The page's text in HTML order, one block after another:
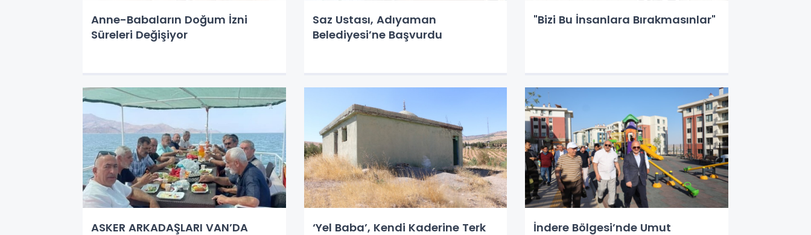
Anne-Babaların Doğum İzni
Süreleri Değişiyor
Saz Ustası, Adıyaman
Belediyesi’ne Başvurdu
"Bizi Bu İnsanlara Bırakmasınlar"
ASKER ARKADAŞLARI VAN’DA ‘Yel Baba’, Kendi Kaderine Terk İndere Bölgesi’nde Umut